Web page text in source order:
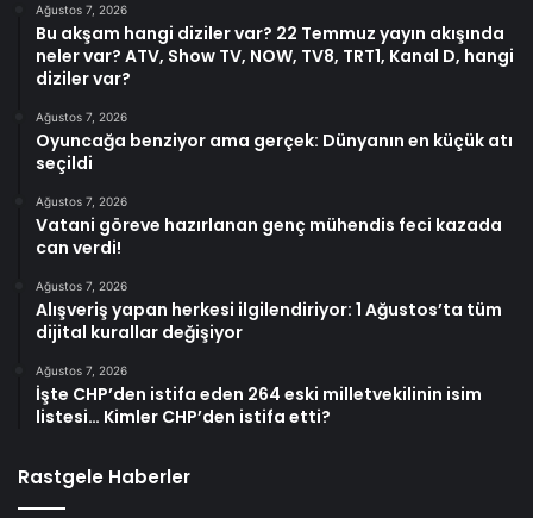
Ağustos 7, 2026
Bu akşam hangi diziler var? 22 Temmuz yayın akışında
neler var? ATV, Show TV, NOW, TV8, TRT1, Kanal D, hangi
diziler var?
Ağustos 7, 2026
Oyuncağa benziyor ama gerçek: Dünyanın en küçük atı
seçildi
Ağustos 7, 2026
Vatani göreve hazırlanan genç mühendis feci kazada
can verdi!
Ağustos 7, 2026
Alışveriş yapan herkesi ilgilendiriyor: 1 Ağustos’ta tüm
dijital kurallar değişiyor
Ağustos 7, 2026
İşte CHP’den istifa eden 264 eski milletvekilinin isim
listesi… Kimler CHP’den istifa etti?
Rastgele Haberler